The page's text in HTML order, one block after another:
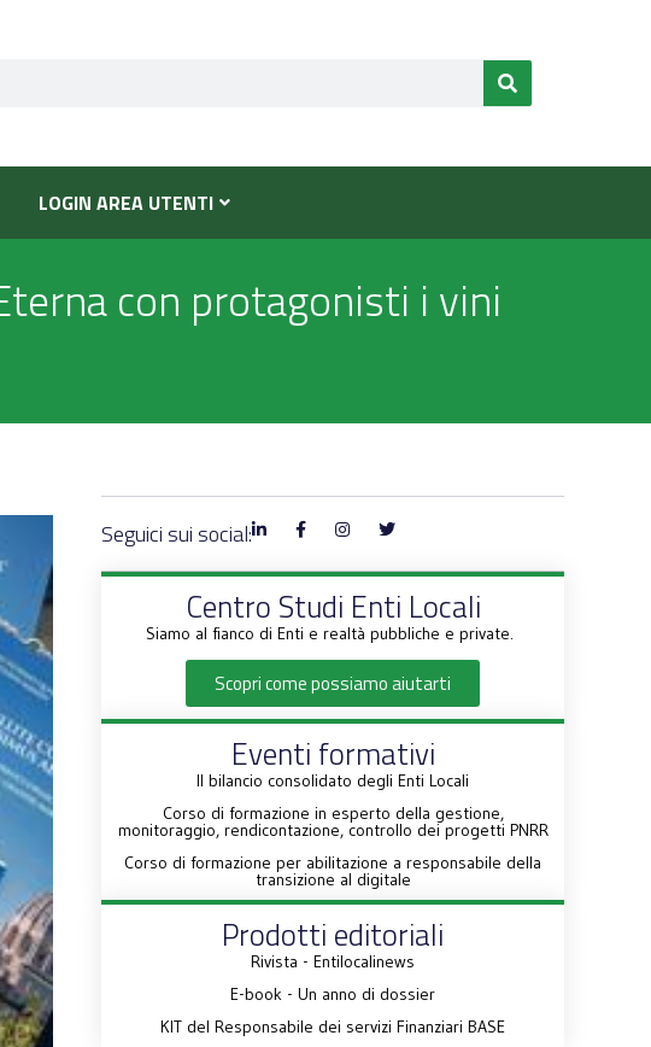
LOGIN AREA UTENTI
con protagonisti i vini
Seguici sui social:
Centro Studi Enti Locali
Siamo al fianco di Enti e realtà pubbliche e private.
Scopri come possiamo aiutarti
Eventi formativi
Il bilancio consolidato degli Enti Locali
Corso di formazione in esperto della gestione,
monitoraggio, rendicontazione, controllo dei progetti PNRR
Corso di formazione per abilitazione a responsabile della
transizione al digitale
Prodotti editoriali
Rivista - Entilocalinews
E-book - Un anno di dossier
KIT del Responsabile dei servizi Finanziari BASE